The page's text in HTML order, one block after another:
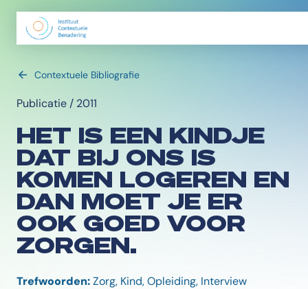
Contextuele Bibliografie
Publicatie / 2011
HET IS EEN KINDJE
DAT BIJ ONS IS
KOMEN LOGEREN EN
DAN MOET JE ER
OOK GOED VOOR
ZORGEN.
Trefwoorden:Zorg, Kind, Opleiding, Interview